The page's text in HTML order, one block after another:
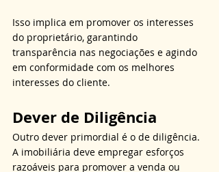
Isso implica em promover os interesses
do proprietário, garantindo
transparência nas negociações e agindo
em conformidade com os melhores
interesses do cliente.
Dever de Diligência
Outro dever primordial é o de diligência.
A imobiliária deve empregar esforços
razoáveis para promover a venda ou